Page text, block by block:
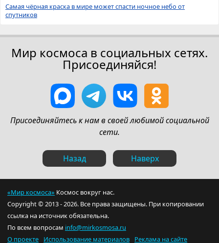
Самая чёрная краска в мире может спасти ночное небо от
спутников
Мир космоса в социальных сетях.
Присоединяйся!
Присоединяйтесь к нам в своей любимой социальной
сети.
Назад Наверх
«Мир космоса» Космос вокруг нас.
Copyright © 2013 - 2026. Все права защищены. При копировании
ссылка на источник обязательна.
По всем вопросам info@mirkosmosa.ru
О проекте
Использование материалов Реклама на сайте